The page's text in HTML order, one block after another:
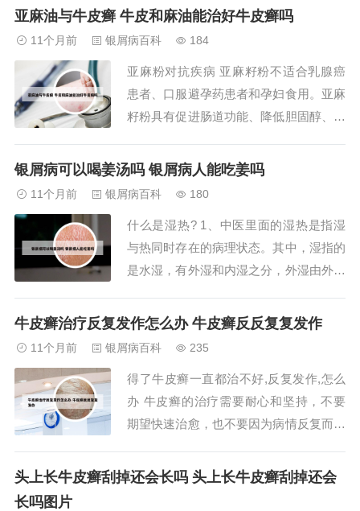
了解白癜风患者的身体状况有一定帮助。
大，但有助于全面评估患者健康状况。
2、络氨酸酶...
亚麻油与牛皮癣 牛皮和麻油能治好牛皮癣吗
11个月前 银屑病百科 184
亚麻粉对抗疾病 亚麻籽粉不适合乳腺癌
患者、口服避孕药患者和孕妇食用。亚麻
籽粉具有促进肠道功能、降低胆固醇、预
乳腺癌的功效作用。禁忌人群： 乳腺癌
病情。预防肿瘤疾病。亚麻籽粉可促进体
内雌性激素的...
银屑病可以喝姜汤吗 银屑病人能吃姜吗
11个月前 银屑病百科 180
什么是湿热? 1、中医里面的湿热是指湿
与热同时存在的病理状态。其中，湿指的
是水湿，有外湿和内湿之分，外湿由外界
特别是脾虚导致的“水湿内停”。热则是一
发热明显且不因出汗减轻，舌苔黄腻，脉
数。2、...
牛皮癣治疗反复发作怎么办 牛皮癣反反复复发作
11个月前 银屑病百科 235
得了牛皮癣一直都治不好,反复发作,怎么
办 牛皮癣的治疗需要耐心和坚持，不要
期望快速治愈，也不要因为病情反复而失
的生活习惯和心态，避免过度劳累和精神
头上长牛皮癣刮掉还会长吗 头上长牛皮癣刮掉还会
长吗图片